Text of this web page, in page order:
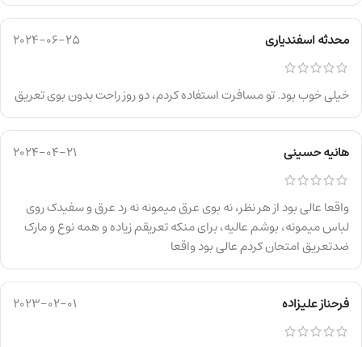
محدثه اسفندیاری 2024-06-25
خیلی خوب بود. تو مسافرت استفاده کردم، دو روز راحت بدون بوی تعریق
هانیه حسینی 2024-04-21
واقعا عالی بود از هر نظر، نه بوی عرق میمونه نه رد عرق و سفیدک روی
لباس میمونه، بوشم عالیه، برای منکه تعریقم زیاده و همه نوع و مارک
ضدتعریق امتحان کردم عالی بود واقعا
فرحناز علیزاده 2023-02-01